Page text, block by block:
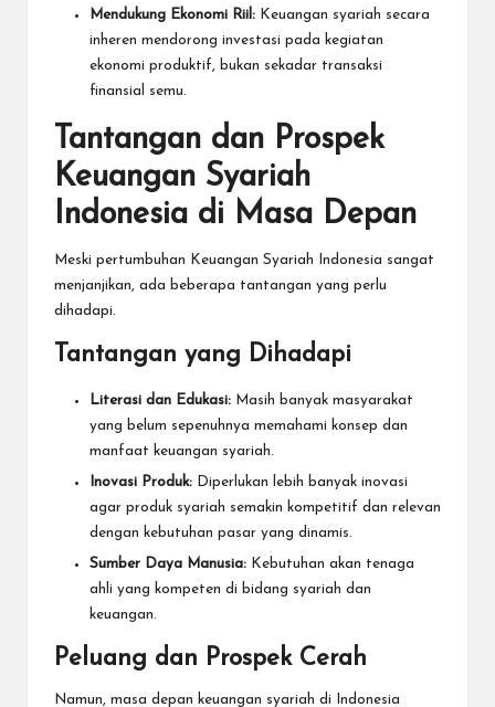
Mendukung Ekonomi Riil: Keuangan syariah secara
inheren mendorong investasi pada kegiatan
ekonomi produktif, bukan sekadar transaksi
finansial semu.
Tantangan dan Prospek
Keuangan Syariah
Indonesia di Masa Depan
Meski pertumbuhan Keuangan Syariah Indonesia sangat
menjanjikan, ada beberapa tantangan yang perlu
dihadapi.
Tantangan yang Dihadapi
Literasi dan Edukasi: Masih banyak masyarakat
yang belum sepenuhnya memahami konsep dan
manfaat keuangan syariah.
Inovasi Produk: Diperlukan lebih banyak inovasi
agar produk syariah semakin kompetitif dan relevan
dengan kebutuhan pasar yang dinamis.
Sumber Daya Manusia: Kebutuhan akan tenaga
ahli yang kompeten di bidang syariah dan
keuangan.
Peluang dan Prospek Cerah
Namun, masa depan keuangan syariah di Indonesia